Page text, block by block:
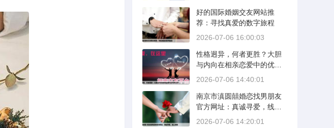
好的国际婚姻交友网站推
荐：寻找真爱的数字旅程
2026-07-06 16:00:03
性格迥异，何者更胜？大胆
与内向在相亲恋爱中的优势
分析
2026-07-06 14:40:01
南京市滇圆囍婚恋找男朋友
官方网址：真诚寻爱，线上
启航
2026-07-06 14:20:01